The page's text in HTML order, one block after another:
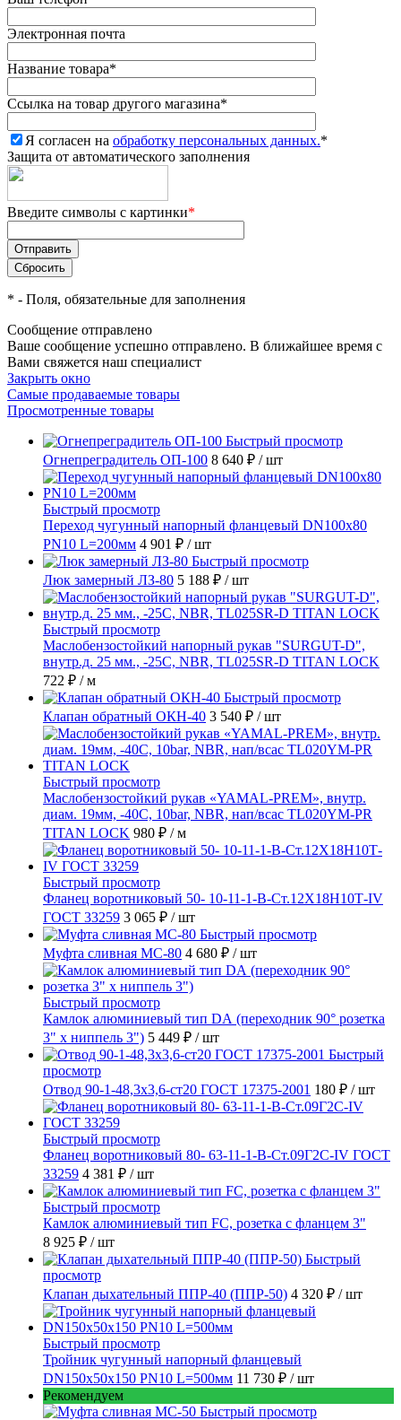
Электронная почта
Название товара*
Ссылка на товар другого магазина*
Я согласен на обработку персональных данных.*
Защита от автоматического заполнения
Введите символы с картинки*
* - Поля, обязательные для заполнения
Сообщение отправлено
Ваше сообщение успешно отправлено. В ближайшее время с
Вами свяжется наш специалист
Закрыть окно
Самые продаваемые товары
Просмотренные товары
Быстрый просмотр
Огнепреградитель ОП-100 8 640 ₽ / шт
Быстрый просмотр
Переход чугунный напорный фланцевый DN100х80
PN10 L=200мм 4 901 ₽ / шт
Быстрый просмотр
Люк замерный ЛЗ-80 5 188 ₽ / шт
Быстрый просмотр
Маслобензостойкий напорный рукав "SURGUT-D",
внутр.д. 25 мм., -25C, NBR, TL025SR-D TITAN LOCK
722 ₽ / м
Быстрый просмотр
Клапан обратный ОКН-40 3 540 ₽ / шт
Быстрый просмотр
Маслобензостойкий рукав «YAMAL-PREM», внутр.
диам. 19мм, -40C, 10bar, NBR, нап/всас TL020YM-PR
TITAN LOCK 980 ₽ / м
Быстрый просмотр
Фланец воротниковый 50- 10-11-1-B-Ст.12Х18Н10Т-IV
ГОСТ 33259 3 065 ₽ / шт
Быстрый просмотр
Муфта сливная МС-80 4 680 ₽ / шт
Быстрый просмотр
Камлок алюминиевый тип DА (переходник 90° розетка
3" х ниппель 3") 5 449 ₽ / шт
Быстрый
просмотр
Отвод 90-1-48,3х3,6-ст20 ГОСТ 17375-2001 180 ₽ / шт
Быстрый просмотр
Фланец воротниковый 80- 63-11-1-B-Ст.09Г2С-IV ГОСТ
33259 4 381 ₽ / шт
Быстрый просмотр
Камлок алюминиевый тип FC, розетка с фланцем 3"
8 925 ₽ / шт
Быстрый
просмотр
Клапан дыхательный ППР-40 (ППР-50) 4 320 ₽ / шт
Быстрый просмотр
Тройник чугунный напорный фланцевый
DN150х50х150 PN10 L=500мм 11 730 ₽ / шт
Рекомендуем
Быстрый просмотр